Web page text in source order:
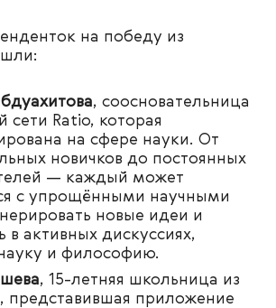
на победу из
, соосновательница
сети Ratio, которая
на сфере науки. От
новичков до постоянных
— каждый может
с упрощёнными научными
новые идеи и
в активных дискуссиях,
и философию.
, 15-летняя школьница из
представившая приложение